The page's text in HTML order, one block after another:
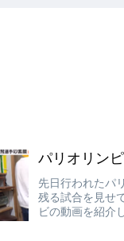
パリオリン
先日行われたパ
残る試合を見せ
ビの動画を紹介